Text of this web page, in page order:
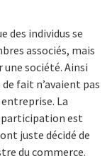
des individus se
associés, mais
société. Ainsi
fait n’avaient pas
La
participation est
juste décidé de
du commerce.